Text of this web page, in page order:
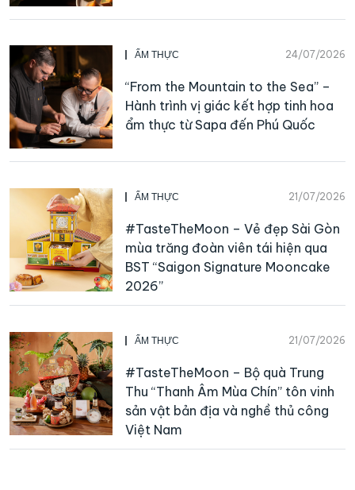
ẨM THỰC 24/07/2026
“From the Mountain to the Sea” –
Hành trình vị giác kết hợp tinh hoa
ẩm thực từ Sapa đến Phú Quốc
ẨM THỰC 21/07/2026
#TasteTheMoon – Vẻ đẹp Sài Gòn
mùa trăng đoàn viên tái hiện qua
BST “Saigon Signature Mooncake
2026”
ẨM THỰC 21/07/2026
#TasteTheMoon – Bộ quà Trung
Thu “Thanh Âm Mùa Chín” tôn vinh
sản vật bản địa và nghề thủ công
Việt Nam